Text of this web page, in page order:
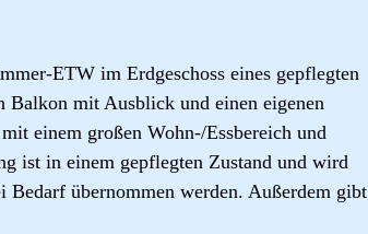
ETW im Erdgeschoss eines gepflegten
Balkon mit Ausblick und einen eigenen
einem großen Wohn-/Essbereich und
ist in einem gepflegten Zustand und wird
übernommen werden. Außerdem gibt